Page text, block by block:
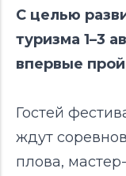
С целью
туризма 1–3
впервые
Гостей
ждут
плова,